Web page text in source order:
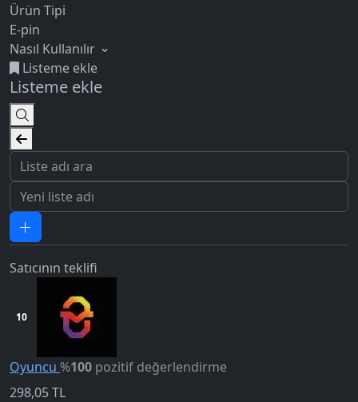
5.0
Ürün Tipi
E-pin
Nasıl Kullanılır
Listeme ekle
Listeme ekle
Satıcının teklifi
10
Oyuncu %100 pozitif değerlendirme
298,05TL